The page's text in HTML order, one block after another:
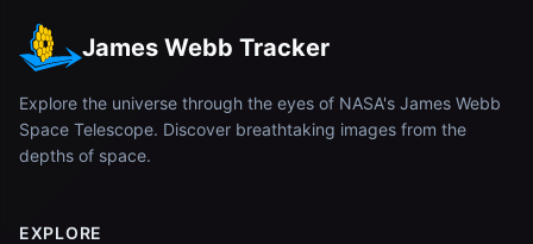
James Webb Tracker
Explore the universe through the eyes of NASA's James Webb
Space Telescope. Discover breathtaking images from the
depths of space.
EXPLORE